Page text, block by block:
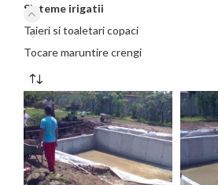
Sisteme irigatii
Taieri si toaletari copaci
Tocare maruntire crengi